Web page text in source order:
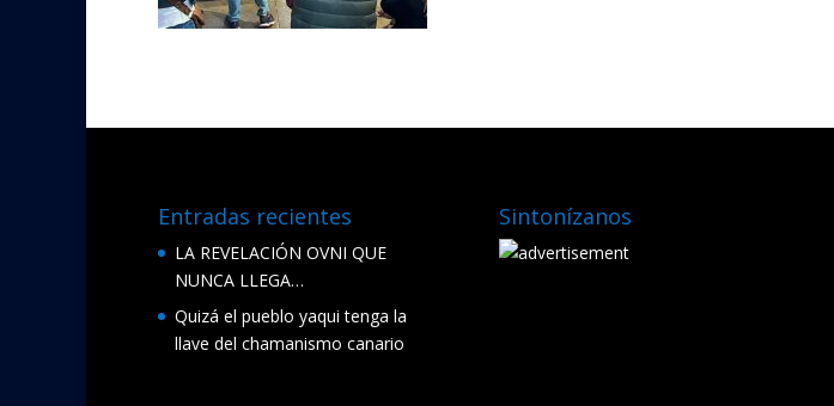
Entradas recientes
LA REVELACIÓN OVNI QUE
NUNCA LLEGA…
Quizá el pueblo yaqui tenga la
llave del chamanismo canario
Sintonízanos